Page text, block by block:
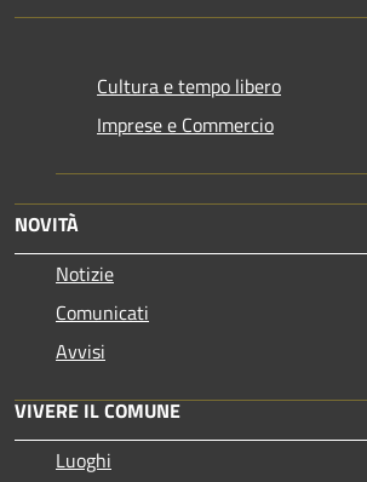
Cultura e tempo libero
Imprese e Commercio
NOVITÀ
Notizie
Comunicati
Avvisi
VIVERE IL COMUNE
Luoghi